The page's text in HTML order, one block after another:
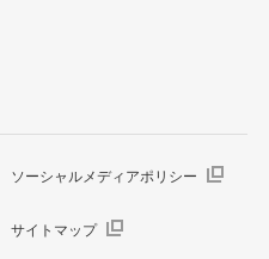
ソーシャルメディアポリシー
サイトマップ